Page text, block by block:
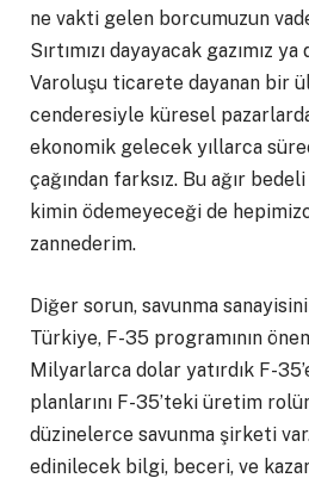
ne vakti gelen borcumuzun
Sırtımızı dayayacak gazımız
Varoluşu ticarete dayanan bir
cenderesiyle küresel
ekonomik gelecek yıllarca
çağından farksız. Bu ağır
kimin ödemeyeceği de
zannederim.
Diğer sorun, savunma
Türkiye, F-35 programının
Milyarlarca dolar yatırdık F-
planlarını F-35’teki üretim
düzinelerce savunma şirketi
edinilecek bilgi, beceri, ve